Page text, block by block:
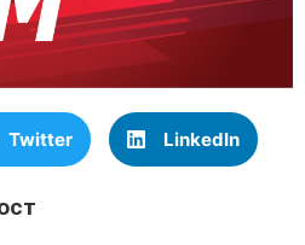
Twitter LinkedIn